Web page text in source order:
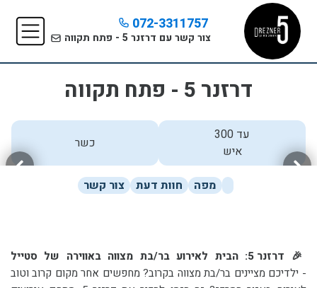
072-3311757
צור קשר עם דרזנר 5 - פתח תקווה
דרזנר 5 - פתח תקווה
עד 300
איש
כשר
מפה חוות דעת צור קשר
🎉 דרזנר 5: הבית לאירוע בר/בת מצווה באווירה של סטייל
- ילדיכם מציינים בר/בת מצווה בקרוב? מחפשים אחר מקום קרוב וטוב